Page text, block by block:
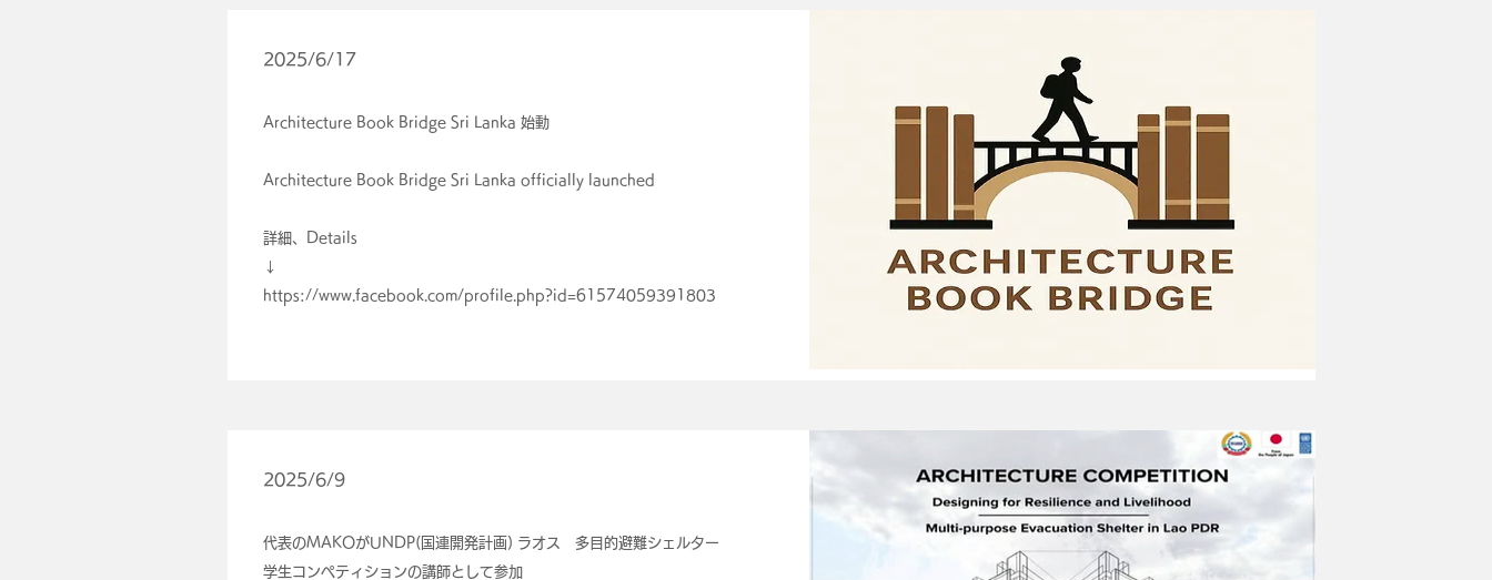
2025/6/17
Architecture Book Bridge Sri Lanka 始動
Architecture Book Bridge Sri Lanka officially launched
詳細、Details
↓
https://www.facebook.com/profile.php?id=61574059391803
2025/6/9
代表のMAKOがUNDP(国連開発計画) ラオス 多目的避難シェルター
学生コンペティションの講師​として参加